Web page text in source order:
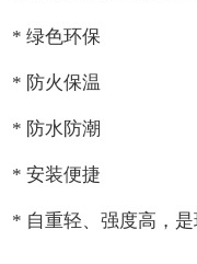
* 绿色环保
* 防火保温
* 防水防潮
* 安装便捷
* 自重轻、强度高，